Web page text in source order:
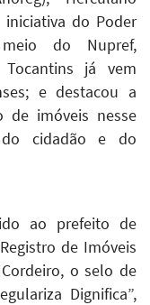
do Poder
do Nupref,
já vem
e destacou a
de imóveis nesse
do cidadão e do
ao prefeito de
de Imóveis
o selo de
Dignifica”,